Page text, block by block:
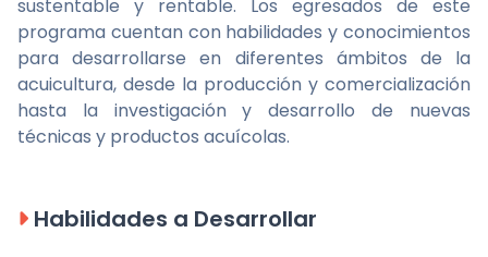
sustentable y rentable. Los egresados de este
programa cuentan con habilidades y conocimientos
para desarrollarse en diferentes ámbitos de la
acuicultura, desde la producción y comercialización
hasta la investigación y desarrollo de nuevas
técnicas y productos acuícolas.
Habilidades a Desarrollar